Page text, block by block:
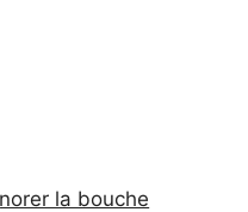
la bouche